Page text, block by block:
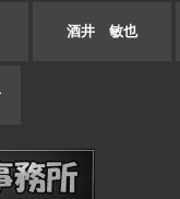
酒井 敏也